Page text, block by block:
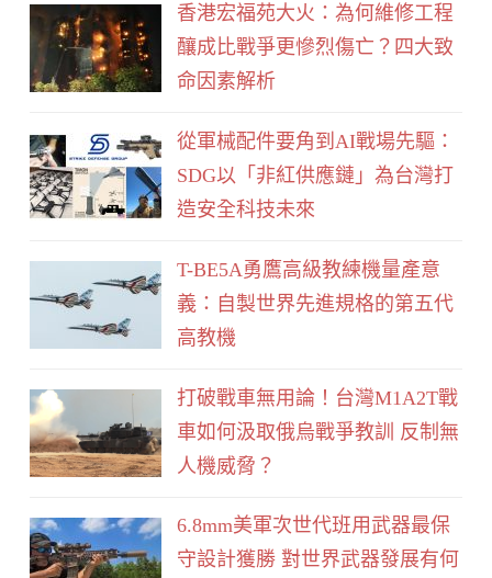
o
k
香港宏福苑大火：為何維修工程
釀成比戰爭更慘烈傷亡？四大致
命因素解析
從軍械配件要角到AI戰場先驅：
SDG以「非紅供應鏈」為台灣打
造安全科技未來
T-BE5A勇鷹高級教練機量產意
義：自製世界先進規格的第五代
高教機
打破戰車無用論！台灣M1A2T戰
車如何汲取俄烏戰爭教訓 反制無
人機威脅？
6.8mm美軍次世代班用武器最保
守設計獲勝 對世界武器發展有何